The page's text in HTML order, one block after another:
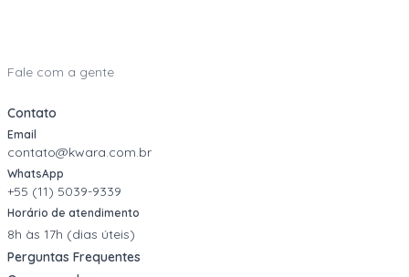
Fale com a gente
Contato
Email
contato@kwara.com.br
WhatsApp
+55 (11) 5039-9339
Horário de atendimento
8h às 17h (dias úteis)
Perguntas Frequentes